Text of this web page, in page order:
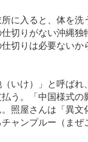
に入ると、体を洗
切りがない沖縄
切りは必要ない
いけ）」と呼ばれ
う。「中国様式
照屋さんは「異
ャンプルー（ま